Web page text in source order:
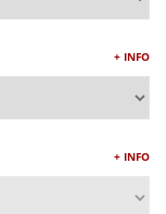
+ INFO
+ INFO